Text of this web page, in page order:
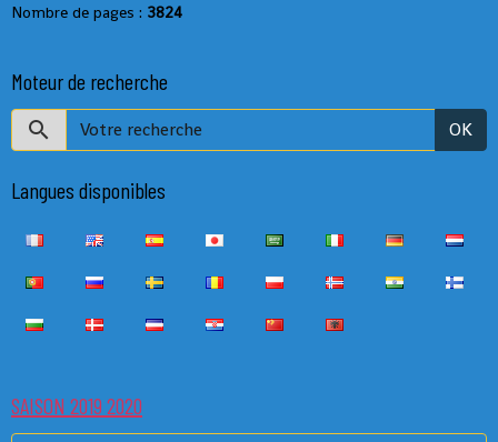
Nombre de pages : 3824
Moteur de recherche
OK
Langues disponibles
SAISON 2019 2020